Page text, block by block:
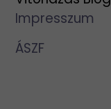
Impresszum
ÁSZF